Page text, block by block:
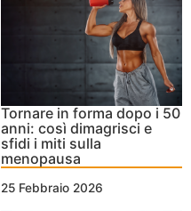
Tornare in forma dopo i 50
anni: così dimagrisci e
sfidi i miti sulla
menopausa
25 Febbraio 2026